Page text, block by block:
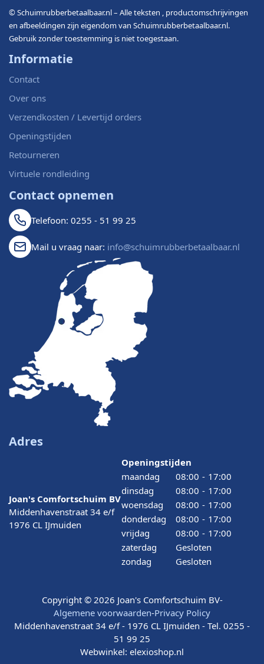
© Schuimrubberbetaalbaar.nl – Alle teksten , productomschrijvingen
en afbeeldingen zijn eigendom van Schuimrubberbetaalbaar.nl.
Gebruik zonder toestemming is niet toegestaan.
Informatie
Contact
Over ons
Verzendkosten / Levertijd orders
Openingstijden
Retourneren
Virtuele rondleiding
Contact opnemen
Telefoon: 0255 - 51 99 25
Mail u vraag naar: info@schuimrubberbetaalbaar.nl
Adres
Joan's Comfortschuim BV
Middenhavenstraat 34 e/f
1976 CL IJmuiden
Openingstijden
maandag
08:00 - 17:00
dinsdag
08:00 - 17:00
woensdag
08:00 - 17:00
donderdag
08:00 - 17:00
vrijdag
08:00 - 17:00
zaterdag
Gesloten
zondag
Gesloten
Copyright © 2026 Joan's Comfortschuim BV-
Algemene voorwaarden-Privacy Policy
Middenhavenstraat 34 e/f - 1976 CL IJmuiden - Tel. 0255 -
51 99 25
Webwinkel: elexioshop.nl